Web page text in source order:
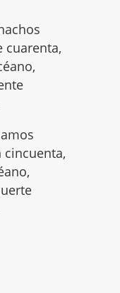
cuarenta,
cincuenta,